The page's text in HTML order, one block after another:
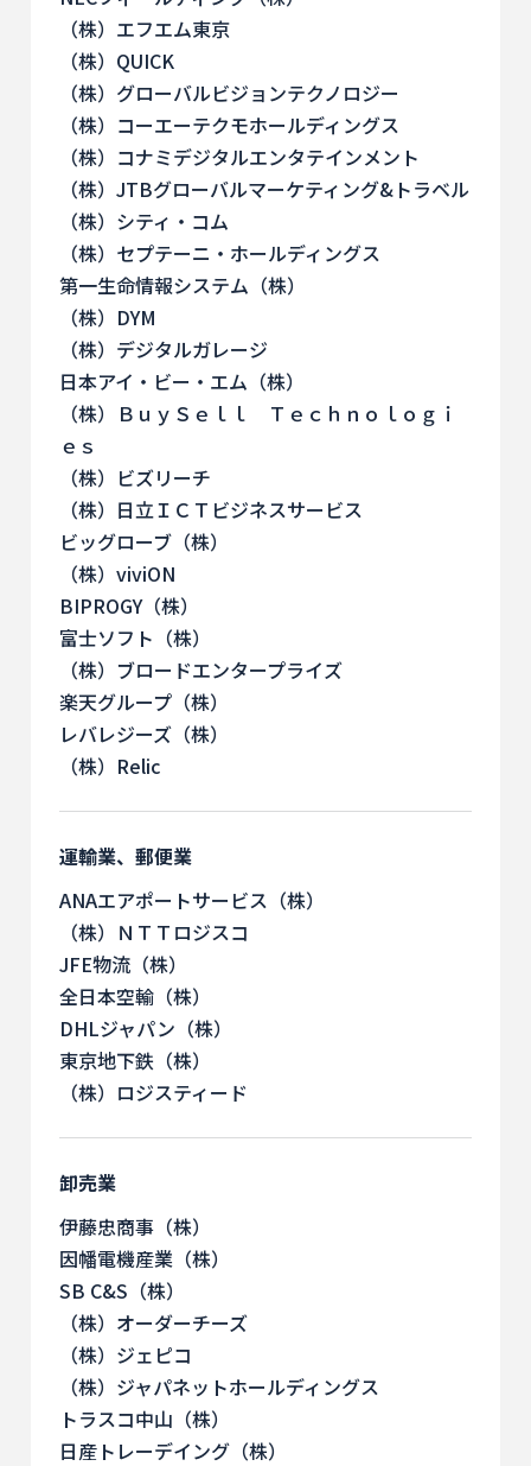
（株）エフエム東京
（株）QUICK
（株）グローバルビジョンテクノロジー
（株）コーエーテクモホールディングス
（株）コナミデジタルエンタテインメント
（株）JTBグローバルマーケティング&トラベル
（株）シティ・コム
（株）セプテーニ・ホールディングス
第一生命情報システム（株）
（株）DYM
（株）デジタルガレージ
日本アイ・ビー・エム（株）
（株）ＢｕｙＳｅｌｌ Ｔｅｃｈｎｏｌｏｇｉ
ｅｓ
（株）ビズリーチ
（株）日立ＩＣＴビジネスサービス
ビッグローブ（株）
（株）viviON
BIPROGY（株）
富士ソフト（株）
（株）ブロードエンタープライズ
楽天グループ（株）
レバレジーズ（株）
（株）Relic
運輸業、郵便業
ANAエアポートサービス（株）
（株）ＮＴＴロジスコ
JFE物流（株）
全日本空輸（株）
DHLジャパン（株）
東京地下鉄（株）
（株）ロジスティード
卸売業
伊藤忠商事（株）
因幡電機産業（株）
SB C&S（株）
（株）オーダーチーズ
（株）ジェピコ
（株）ジャパネットホールディングス
トラスコ中山（株）
日産トレーデイング（株）